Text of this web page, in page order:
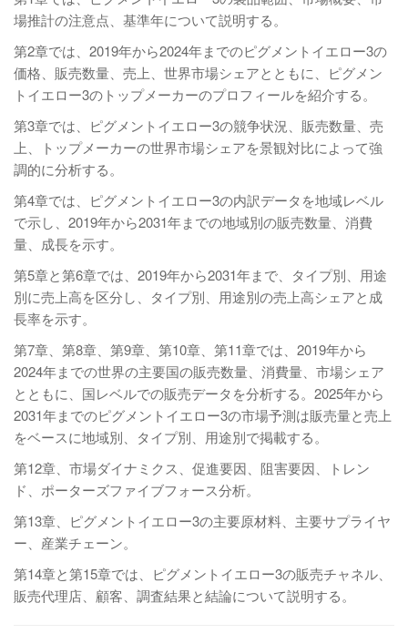
場推計の注意点、基準年について説明する。
第2章では、2019年から2024年までのピグメントイエロー3の
価格、販売数量、売上、世界市場シェアとともに、ピグメン
トイエロー3のトップメーカーのプロフィールを紹介する。
第3章では、ピグメントイエロー3の競争状況、販売数量、売
上、トップメーカーの世界市場シェアを景観対比によって強
調的に分析する。
第4章では、ピグメントイエロー3の内訳データを地域レベル
で示し、2019年から2031年までの地域別の販売数量、消費
量、成長を示す。
第5章と第6章では、2019年から2031年まで、タイプ別、用途
別に売上高を区分し、タイプ別、用途別の売上高シェアと成
長率を示す。
第7章、第8章、第9章、第10章、第11章では、2019年から
2024年までの世界の主要国の販売数量、消費量、市場シェア
とともに、国レベルでの販売データを分析する。2025年から
2031年までのピグメントイエロー3の市場予測は販売量と売上
をベースに地域別、タイプ別、用途別で掲載する。
第12章、市場ダイナミクス、促進要因、阻害要因、トレン
ド、ポーターズファイブフォース分析。
第13章、ピグメントイエロー3の主要原材料、主要サプライヤ
ー、産業チェーン。
第14章と第15章では、ピグメントイエロー3の販売チャネル、
販売代理店、顧客、調査結果と結論について説明する。